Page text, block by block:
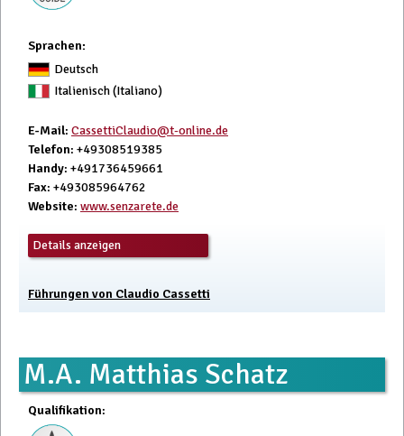
Sprachen:
Deutsch
Italienisch (Italiano)
E-Mail: CassettiClaudio@t-online.de
Telefon: +49308519385
Handy: +491736459661
Fax: +493085964762
Website: www.senzarete.de
Details anzeigen
Führungen von Claudio Cassetti
M.A. Matthias Schatz
Qualifikation: